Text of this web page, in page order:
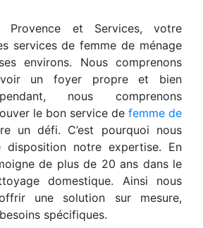
Provence et Services, votre
services de femme de ménage
environs. Nous comprenons
un foyer propre et bien
nous comprenons
le bon service de femme de
un défi. C’est pourquoi nous
notre expertise. En
de plus de 20 ans dans le
domestique. Ainsi nous
une solution sur mesure,
spécifiques.